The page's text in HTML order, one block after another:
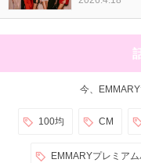
今、
100均 CM
EMMARYプレミアム